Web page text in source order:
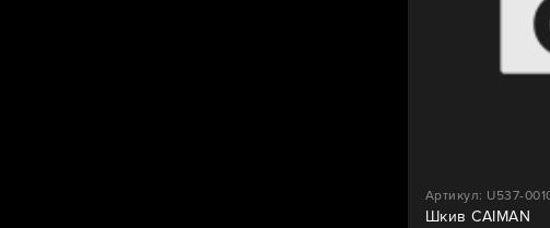
Артикул: U537-
Шкив CAIMAN